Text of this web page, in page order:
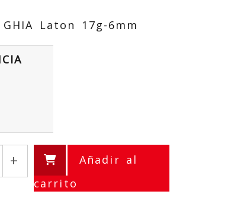
GHIA Laton 17g-6mm
+
Añadir al
carrito